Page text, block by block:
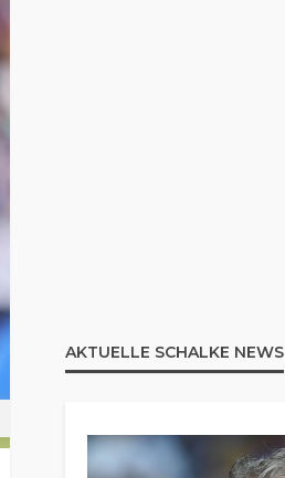
AKTUELLE SCHALKE NEWS